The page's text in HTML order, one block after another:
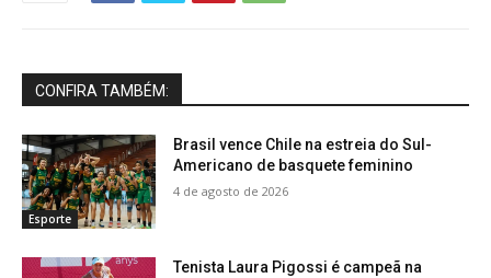
CONFIRA TAMBÉM:
Esporte
Brasil vence Chile na estreia do Sul-
Americano de basquete feminino
4 de agosto de 2026
Tenista Laura Pigossi é campeã na